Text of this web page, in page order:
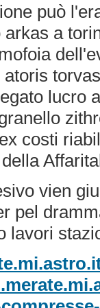
può
a
lucro
costi
vien
pel
lavori